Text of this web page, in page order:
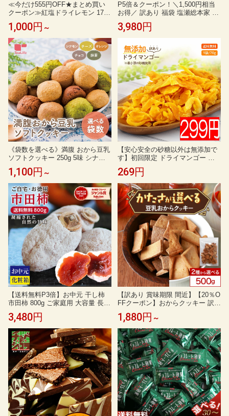
≪今だけ555円OFF★まとめ買い
クーポン≫紅塩ドライレモン 170g
送料無料 訳あり 欠け有 レモンス
ライス 紅塩 岩塩 ピンクソルト 夏
塩分補給 ミネラル補給 スポーツ
部活 登山 ランニング フェス 簡易
梱包 lmn 【レビュー投稿でクーポ
ンプレゼント】夏チャージ
1,000円 ～
P5倍＆クーポン！＼1,500円相当
お得／ 訳あり 福袋 塩瀬総本家 食
品ロス 在庫処分 セール 詰め合わ
せ 饅頭 まんじゅう 和菓子 高級 お
取り寄せ スイーツ 銘菓 お菓子 お
茶菓子 おしゃれ 老舗 東京 日本3
大まんじゅう 日本ギフト大賞 楽
天限定
3,980円
《袋数を選べる》満腹 おから豆乳
ソフトクッキー 250g 5味 シナモ
ン チーズ オレンジ チョコ 抹茶 (
生おから しっとり クッキー おか
らクッキー 置き換え 訳あり まと
め買い お得 備蓄 非常食 非常用 テ
ィーライフ ) 《ランキング受賞》
1,100円 ～
【安心安全の砂糖以外は無添加で
す】初回限定 ドライマンゴー お
試し70gドライフルーツ マンゴー
おすすめ 食品添加物 保存料 無添
加 送料無料 お取り寄せ ヨーグル
ト ポイント消化 レシピ 訳あり メ
ーカー ランキング 人気
269円
【送料無料P3倍】お中元 干し柿
市田柿 800g ご家庭用 大容量 長野
県産 プレゼント 新物 お徳用 | 柿
干柿 訳あり お得用 お取り寄せ 旬
の果物 スイーツ フルーツ ドライ
フルーツ 国産 高糖度 信州 ギフト
自然食品 冷凍 2026 御中元
3,480円
【訳あり 賞味期限 間近】【20％O
FFクーポン】おからクッキー 訳あ
り ハード かたい 選べる！ すごく
かたい ちょっとだけかたい マク
ロビ 豆乳 500g 硬い クッキー ダ
イエット お菓子 ダイエットクッ
キー
1,880円 ～